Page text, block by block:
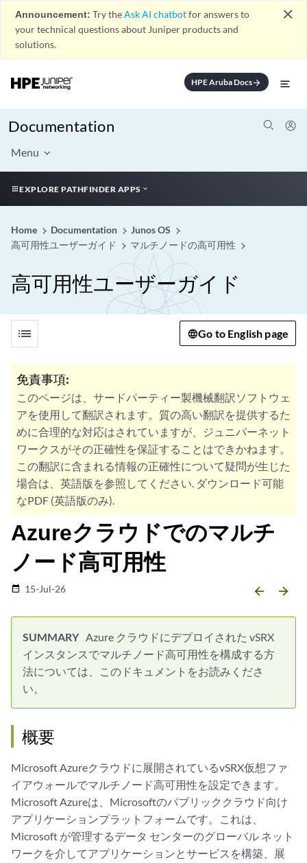
Announcement: Try theAsk AI chatbotfor answers to
your technical questions about Juniper products and
solutions.
close
HPE Aruba Docsarrow_forward
Documentation
Menu
EXPLORE PATHFINDER APPS
Home Documentation
Junos OS
高可用性ユーザーガイド
マルチノードの高可用性
高可用性ユーザーガイド
list Go to English page
免責事項:
このページは、サードパーティー製機械翻訳ソフトウェ
アを使用して翻訳されます。質の高い翻訳を提供するた
めに合理的な対応はされていますが、ジュニパーネット
ワークスがその正確性を保証することはできかねます。
この翻訳に含まれる情報の正確性について疑問が生じた
場合は、英語版を参照してください. ダウンロード可能
なPDF (英語版のみ).
Azureクラウドでのマルチ
ノード高可用性
date_range 15-Jul-26 arrow_backward arrow_forward
Azure クラウドにデプロイされた vSRX
インスタンスでマルチノード高可用性を構成する方
法については、このドキュメントをお読みくださ
い。
概要
Microsoft Azureクラウドに展開されているvSRX仮想ファ
イアウォールでマルチノード高可用性を設定できます。
Microsoft Azureは、Microsoftのパブリッククラウド向け
アプリケーションプラットフォームです。これは、
Microsoft が管理するデータ センターのグローバル ネット
ワークを介してアプリケーションとサービスを構築、展